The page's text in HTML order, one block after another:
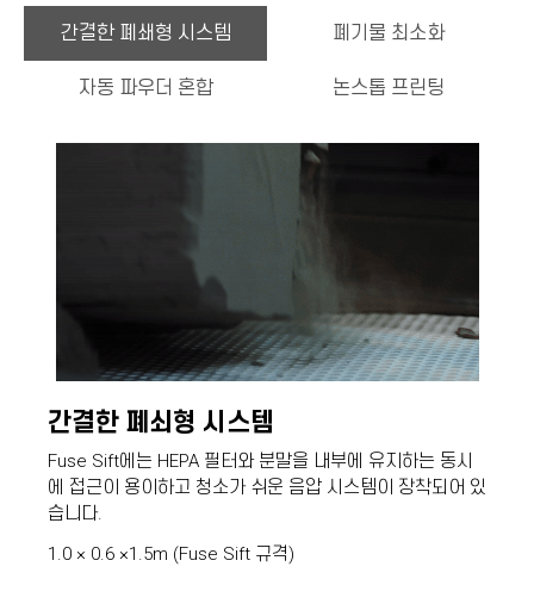
간결한 폐쇄형 시스템 폐기물 최소화
자동 파우더 혼합 논스톱 프린팅
간결한 폐쇠형 시스템
Fuse Sift에는 HEPA 필터와 분말을 내부에 유지하는 동시
에 접근이 용이하고 청소가 쉬운 음압 시스템이 장착되어 있
습니다.
1.0 × 0.6 ×1.5m (Fuse Sift 규격)